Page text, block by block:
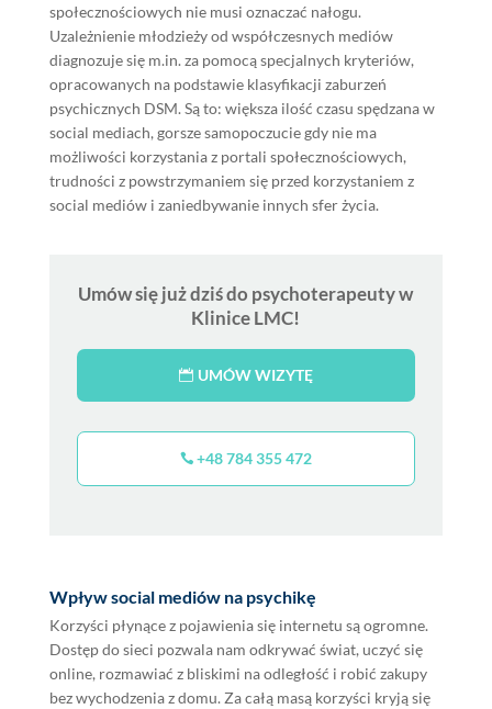
społecznościowych nie musi oznaczać nałogu.
Uzależnienie młodzieży od współczesnych mediów
diagnozuje się m.in. za pomocą specjalnych kryteriów,
opracowanych na podstawie klasyfikacji zaburzeń
psychicznych DSM. Są to: większa ilość czasu spędzana w
social mediach, gorsze samopoczucie gdy nie ma
możliwości korzystania z portali społecznościowych,
trudności z powstrzymaniem się przed korzystaniem z
social mediów i zaniedbywanie innych sfer życia.
Umów się już dziś do psychoterapeuty w
Klinice LMC!
UMÓW WIZYTĘ
+48 784 355 472
Wpływ social mediów na psychikę
Korzyści płynące z pojawienia się internetu są ogromne.
Dostęp do sieci pozwala nam odkrywać świat, uczyć się
online, rozmawiać z bliskimi na odległość i robić zakupy
bez wychodzenia z domu. Za całą masą korzyści kryją się